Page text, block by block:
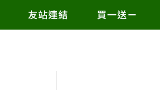
友站連結 買一送ㄧ